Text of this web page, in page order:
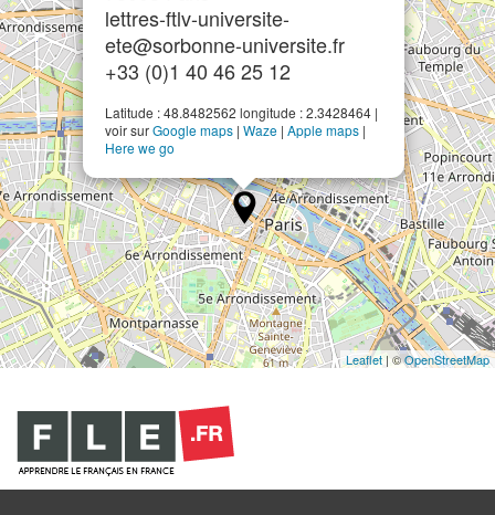
lettres-ftlv-universite-
ete@sorbonne-universite.fr
+33 (0)1 40 46 25 12
Latitude : 48.8482562 longitude : 2.3428464 |
voir surGoogle maps | Waze | Apple maps |
Here we go
Leaflet | ©OpenStreetMap